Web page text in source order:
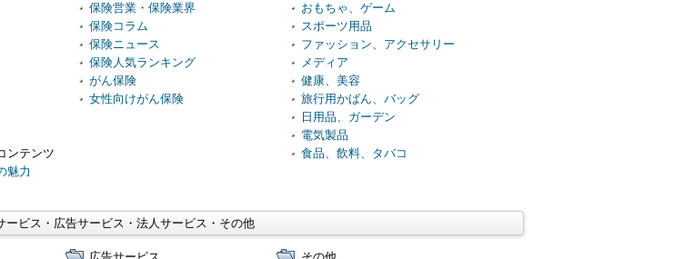
ンテンツ
魅力
保険営業・保険業界
保険コラム
保険ニュース
保険人気ランキング
がん保険
女性向けがん保険
おもちゃ、ゲーム
スポーツ用品
ファッション、アクセサリー
メディア
健康、美容
旅行用かばん、バッグ
日用品、ガーデン
電気製品
食品、飲料、タバコ
ービス・広告サービス・法人サービス・その他